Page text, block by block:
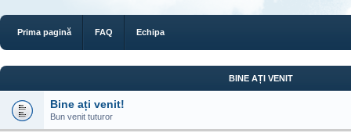
Prima pagină FAQ Echipa
BINE AȚI VENIT
Bine ați venit!
Bun venit tuturor